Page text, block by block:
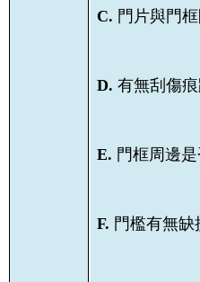
C. 門片與門框
D. 有無刮傷痕
E. 門框周邊是
F. 門檻有無缺